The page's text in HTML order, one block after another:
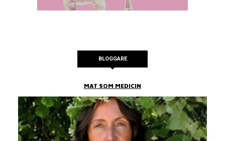
BLOGGARE
MAT SOM MEDICIN